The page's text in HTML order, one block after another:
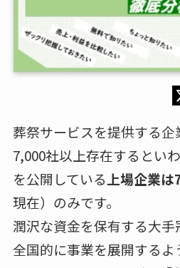
葬祭サービスを提供する
7,000社以上存在するとい
を公開している上場企業は
現在）のみです。
潤沢な資金を保有する大手
全国的に事業を展開する